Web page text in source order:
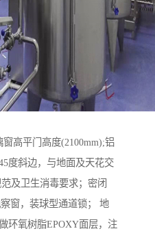
高平门高度(2100mm);铝
度斜边，与地面及天花交
及卫生消毒要求；密闭
窗，装球型通道锁； 地
环氧树脂EPOXY面层，注